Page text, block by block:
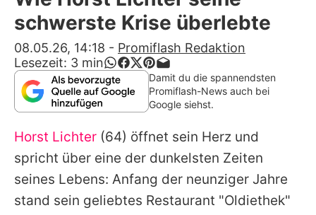
Alle Themen auf Promiflash
App runterladen
Team
Redaktionelle Richtlinien
Impressum
Datenschutzerklärung
schwerste Krise überlebte
08.05.26, 14:18 - Promiflash Redaktion
Lesezeit: 3 min
Damit du die spannendsten
Promiflash-News auch bei
Google siehst.
Horst Lichter (64) öffnet sein Herz und
spricht über eine der dunkelsten Zeiten
seines Lebens: Anfang der neunziger Jahre
stand sein geliebtes Restaurant "Oldiethek"